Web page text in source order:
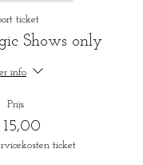
ticket
Shows only
info
Prijs
15,00
ticket